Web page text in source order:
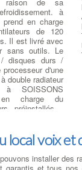
ordinateur
:Qu'est-ce
?Un
est un
sournois qui
ordinateur
permission,
modifications
'malware',il
Éliminer les
à SOISSONS
en mesure de
ordinateur, les
à
en charge
de 120
Il est livré avec
sans outils. Le
disques durs /
d'une
double radiateur
SOISSONS
en charge du
préinstallés -
VGA hautes
local voix et
installer des